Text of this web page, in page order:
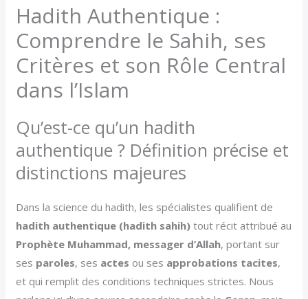
Hadith Authentique :
Comprendre le Sahih, ses
Critères et son Rôle Central
dans l’Islam
Qu’est-ce qu’un hadith
authentique ? Définition précise et
distinctions majeures
Dans la science du hadith, les spécialistes qualifient de
hadith authentique (hadith sahih) tout récit attribué au
Prophète Muhammad, messager d’Allah, portant sur
ses paroles, ses actes ou ses approbations tacites,
et qui remplit des conditions techniques strictes. Nous